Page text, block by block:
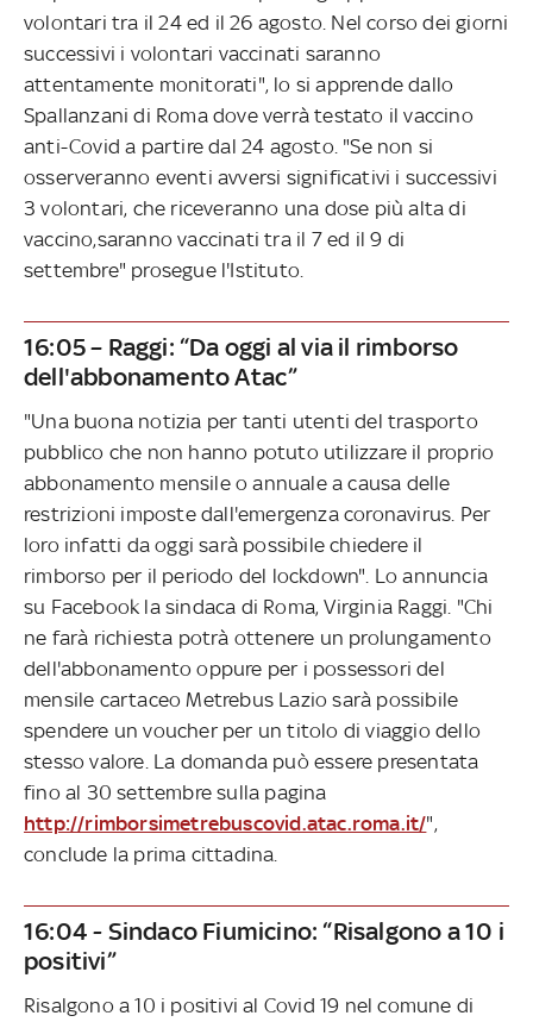
volontari tra il 24 ed il 26 agosto. Nel corso dei giorni
successivi i volontari vaccinati saranno
attentamente monitorati", lo si apprende dallo
Spallanzani di Roma dove verrà testato il vaccino
anti-Covid a partire dal 24 agosto. "Se non si
osserveranno eventi avversi significativi i successivi
3 volontari, che riceveranno una dose più alta di
vaccino,saranno vaccinati tra il 7 ed il 9 di
settembre" prosegue l'Istituto.
16:05 – Raggi: “Da oggi al via il rimborso
dell'abbonamento Atac”
"Una buona notizia per tanti utenti del trasporto
pubblico che non hanno potuto utilizzare il proprio
abbonamento mensile o annuale a causa delle
restrizioni imposte dall'emergenza coronavirus. Per
loro infatti da oggi sarà possibile chiedere il
rimborso per il periodo del lockdown". Lo annuncia
su Facebook la sindaca di Roma, Virginia Raggi. "Chi
ne farà richiesta potrà ottenere un prolungamento
dell'abbonamento oppure per i possessori del
mensile cartaceo Metrebus Lazio sarà possibile
spendere un voucher per un titolo di viaggio dello
stesso valore. La domanda può essere presentata
fino al 30 settembre sulla pagina
http://rimborsimetrebuscovid.atac.roma.it/",
conclude la prima cittadina.
16:04 - Sindaco Fiumicino: “Risalgono a 10 i
positivi”
Risalgono a 10 i positivi al Covid 19 nel comune di